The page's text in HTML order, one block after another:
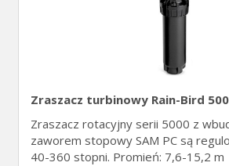
Zraszacz turbinowy Rain-Bird
Zraszacz rotacyjny serii 5000 z
zaworem stopowy SAM PC są
40-360 stopni. Promień: 7,6-15,2 m